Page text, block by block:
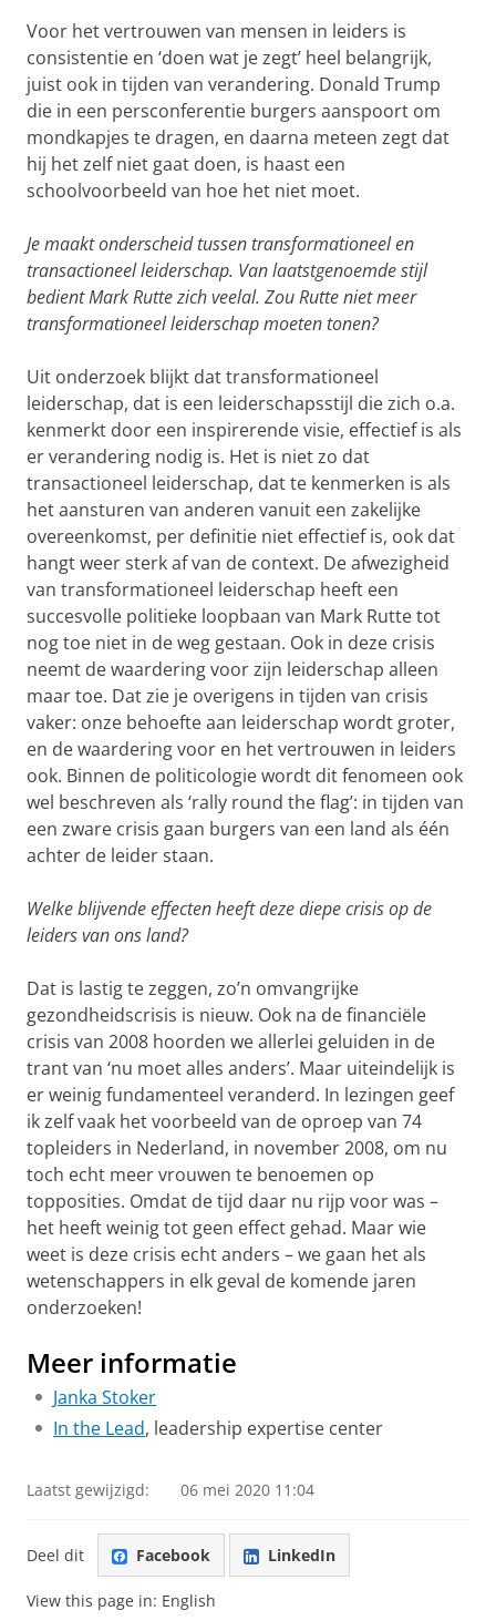
Voor het vertrouwen van mensen in leiders is
consistentie en ‘doen wat je zegt’ heel belangrijk,
juist ook in tijden van verandering. Donald Trump
die in een persconferentie burgers aanspoort om
mondkapjes te dragen, en daarna meteen zegt dat
hij het zelf niet gaat doen, is haast een
schoolvoorbeeld van hoe het niet moet.
Je maakt onderscheid tussen transformationeel en
transactioneel leiderschap. Van laatstgenoemde stijl
bedient Mark Rutte zich veelal. Zou Rutte niet meer
transformationeel leiderschap moeten tonen?
Uit onderzoek blijkt dat transformationeel
leiderschap, dat is een leiderschapsstijl die zich o.a.
kenmerkt door een inspirerende visie, effectief is als
er verandering nodig is. Het is niet zo dat
transactioneel leiderschap, dat te kenmerken is als
het aansturen van anderen vanuit een zakelijke
overeenkomst, per definitie niet effectief is, ook dat
hangt weer sterk af van de context. De afwezigheid
van transformationeel leiderschap heeft een
succesvolle politieke loopbaan van Mark Rutte tot
nog toe niet in de weg gestaan. Ook in deze crisis
neemt de waardering voor zijn leiderschap alleen
maar toe. Dat zie je overigens in tijden van crisis
vaker: onze behoefte aan leiderschap wordt groter,
en de waardering voor en het vertrouwen in leiders
ook. Binnen de politicologie wordt dit fenomeen ook
wel beschreven als ‘rally round the flag’: in tijden van
een zware crisis gaan burgers van een land als één
achter de leider staan.
Welke blijvende effecten heeft deze diepe crisis op de
leiders van ons land?
Dat is lastig te zeggen, zo’n omvangrijke
gezondheidscrisis is nieuw. Ook na de financiële
crisis van 2008 hoorden we allerlei geluiden in de
trant van ‘nu moet alles anders’. Maar uiteindelijk is
er weinig fundamenteel veranderd. In lezingen geef
ik zelf vaak het voorbeeld van de oproep van 74
topleiders in Nederland, in november 2008, om nu
toch echt meer vrouwen te benoemen op
topposities. Omdat de tijd daar nu rijp voor was –
het heeft weinig tot geen effect gehad. Maar wie
weet is deze crisis echt anders – we gaan het als
wetenschappers in elk geval de komende jaren
onderzoeken!
Meer informatie
Janka Stoker
In the Lead, leadership expertise center
Laatst gewijzigd: 06 mei 2020 11:04
Deel dit Facebook LinkedIn
View this page in: English